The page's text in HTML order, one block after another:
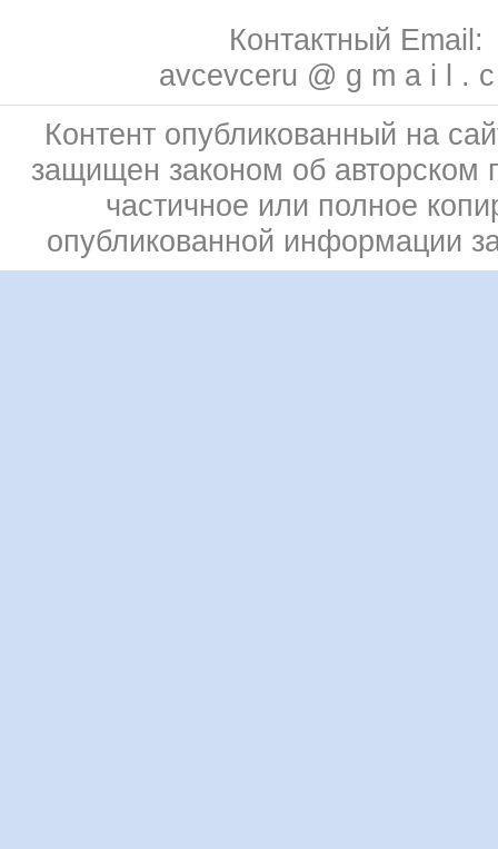
Контактный Email:
avcevceru @ g m a i l .
Контент опубликованный на
защищен законом об авторском
частичное или полное
опубликованной информации